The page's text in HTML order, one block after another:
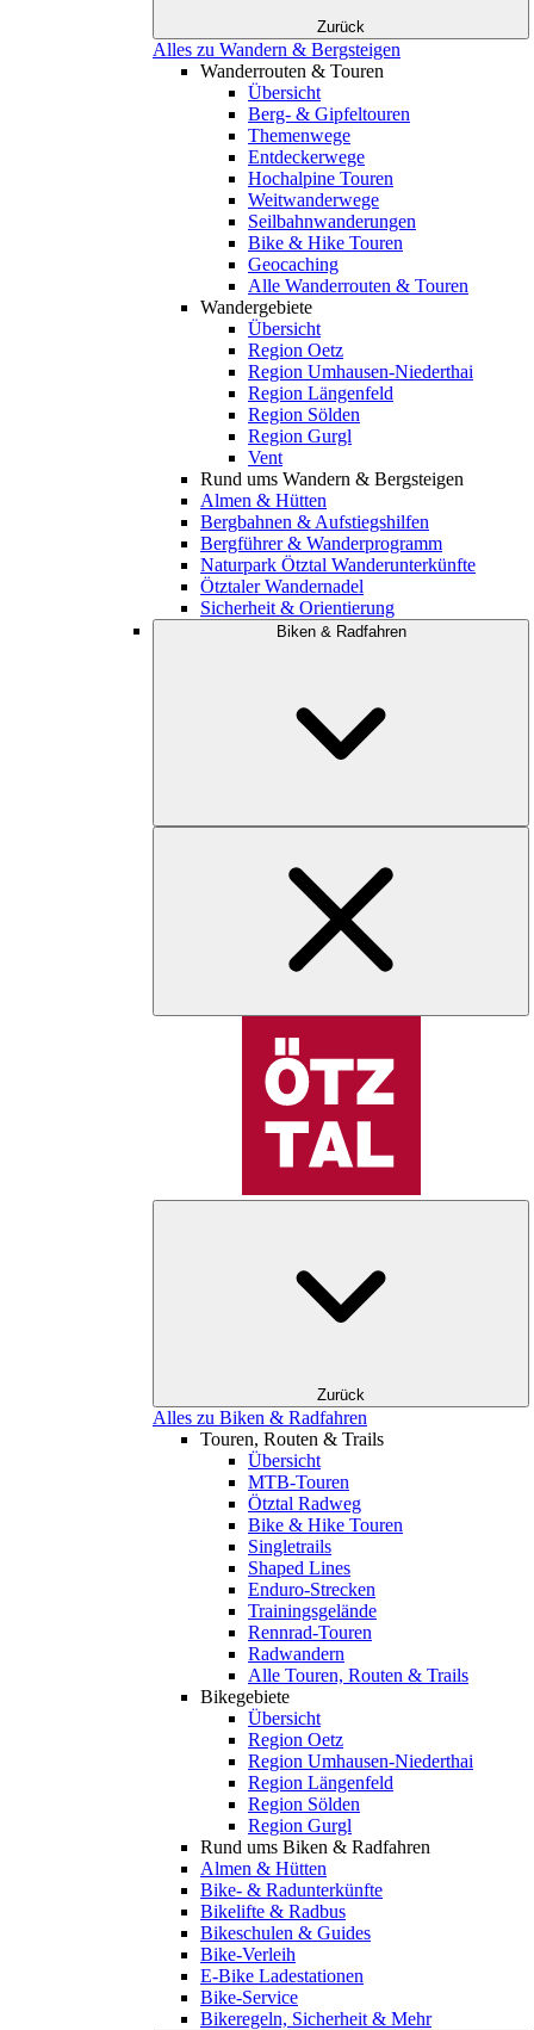
Zurück
Alles zu Wandern & Bergsteigen
Wanderrouten & Touren
Übersicht
Berg- & Gipfeltouren
Themenwege
Entdeckerwege
Hochalpine Touren
Weitwanderwege
Seilbahnwanderungen
Bike & Hike Touren
Geocaching
Alle Wanderrouten & Touren
Wandergebiete
Übersicht
Region Oetz
Region Umhausen-Niederthai
Region Längenfeld
Region Sölden
Region Gurgl
Vent
Rund ums Wandern & Bergsteigen
Almen & Hütten
Bergbahnen & Aufstiegshilfen
Bergführer & Wanderprogramm
Naturpark Ötztal Wanderunterkünfte
Ötztaler Wandernadel
Sicherheit & Orientierung
Biken & Radfahren
Zurück
Alles zu Biken & Radfahren
Touren, Routen & Trails
Übersicht
MTB-Touren
Ötztal Radweg
Bike & Hike Touren
Singletrails
Shaped Lines
Enduro-Strecken
Trainingsgelände
Rennrad-Touren
Radwandern
Alle Touren, Routen & Trails
Bikegebiete
Übersicht
Region Oetz
Region Umhausen-Niederthai
Region Längenfeld
Region Sölden
Region Gurgl
Rund ums Biken & Radfahren
Almen & Hütten
Bike- & Radunterkünfte
Bikelifte & Radbus
Bikeschulen & Guides
Bike-Verleih
E-Bike Ladestationen
Bike-Service
Bikeregeln, Sicherheit & Mehr